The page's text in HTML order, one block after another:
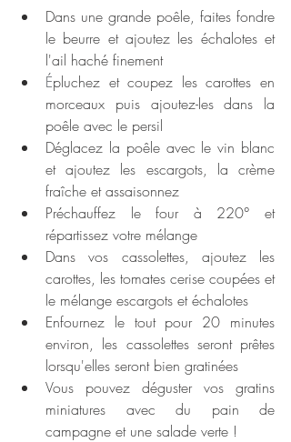
Dans une grande poêle, faites fondre
le beurre et ajoutez les échalotes et
l'ail haché finement
Épluchez et coupez les carottes en
morceaux puis ajoutez-les dans la
poêle avec le persil
Déglacez la poêle avec le vin blanc
et ajoutez les escargots, la crème
fraîche et assaisonnez
Préchauffez le four à 220° et
répartissez votre mélange
Dans vos cassolettes, ajoutez les
carottes, les tomates cerise coupées et
le mélange escargots et échalotes
Enfournez le tout pour 20 minutes
environ, les cassolettes seront prêtes
lorsqu'elles seront bien gratinées
Vous pouvez déguster vos gratins
miniatures avec du pain de
campagne et une salade verte !